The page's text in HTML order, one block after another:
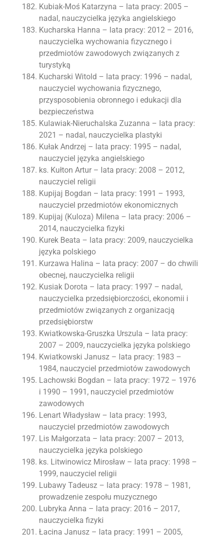
Kubiak-Moś Katarzyna – lata pracy: 2005 –
nadal, nauczycielka języka angielskiego
Kucharska Hanna – lata pracy: 2012 – 2016,
nauczycielka wychowania fizycznego i
przedmiotów zawodowych związanych z
turystyką
Kucharski Witold – lata pracy: 1996 – nadal,
nauczyciel wychowania fizycznego,
przysposobienia obronnego i edukacji dla
bezpieczeństwa
Kulawiak-Nieruchalska Zuzanna – lata pracy:
2021 – nadal, nauczycielka plastyki
Kułak Andrzej – lata pracy: 1995 – nadal,
nauczyciel języka angielskiego
ks. Kułton Artur – lata pracy: 2008 – 2012,
nauczyciel religii
Kupijaj Bogdan – lata pracy: 1991 – 1993,
nauczyciel przedmiotów ekonomicznych
Kupijaj (Kuloza) Milena – lata pracy: 2006 –
2014, nauczycielka fizyki
Kurek Beata – lata pracy: 2009, nauczycielka
języka polskiego
Kurzawa Halina – lata pracy: 2007 – do chwili
obecnej, nauczycielka religii
Kusiak Dorota – lata pracy: 1997 – nadal,
nauczycielka przedsiębiorczości, ekonomii i
przedmiotów związanych z organizacją
przedsiębiorstw
Kwiatkowska-Gruszka Urszula – lata pracy:
2007 – 2009, nauczycielka języka polskiego
Kwiatkowski Janusz – lata pracy: 1983 –
1984, nauczyciel przedmiotów zawodowych
Lachowski Bogdan – lata pracy: 1972 – 1976
i 1990 – 1991, nauczyciel przedmiotów
zawodowych
Lenart Władysław – lata pracy: 1993,
nauczyciel przedmiotów zawodowych
Lis Małgorzata – lata pracy: 2007 – 2013,
nauczycielka języka polskiego
ks. Litwinowicz Mirosław – lata pracy: 1998 –
1999, nauczyciel religii
Lubawy Tadeusz – lata pracy: 1978 – 1981,
prowadzenie zespołu muzycznego
Lubryka Anna – lata pracy: 2016 – 2017,
nauczycielka fizyki
Łacina Janusz – lata pracy: 1991 – 2005,